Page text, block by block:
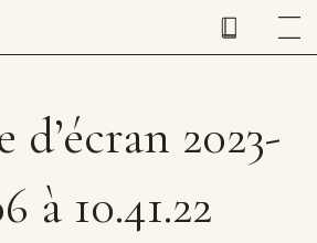
d’écran 2023-
à 10.41.22